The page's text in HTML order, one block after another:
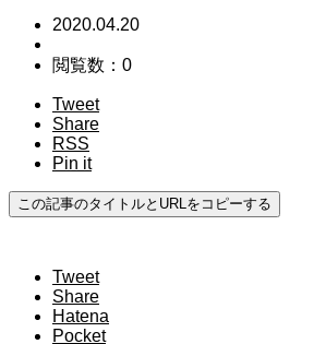
2020.04.20
閲覧数：0
Tweet
Share
RSS
Pin it
この記事のタイトルとURLをコピーする
Tweet
Share
Hatena
Pocket